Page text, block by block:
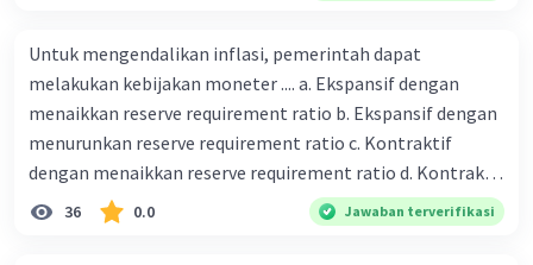
Untuk mengendalikan inflasi, pemerintah dapat
melakukan kebijakan moneter .... a. Ekspansif dengan
menaikkan reserve requirement ratio b. Ekspansif dengan
menurunkan reserve requirement ratio c. Kontraktif
dengan menaikkan reserve requirement ratio d. Kontraktif
dengan menurunkan reserve requirement ratio e.
Ekspansif dengan menaikkan tingkat diskonto Bila Bank
36 0.0 Jawaban terverifikasi